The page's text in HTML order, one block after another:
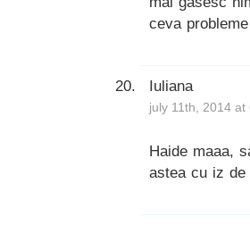
ceva
Iuliana
july 11th, 2014 at
Haide maaa,
astea cu iz de